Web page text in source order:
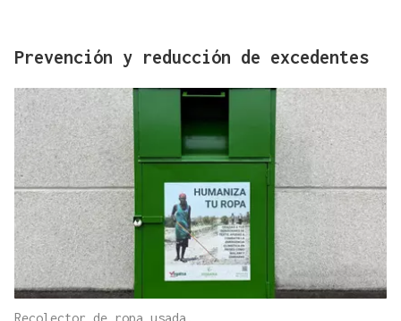
Prevención y reducción de excedentes
Recolector de ropa usada.